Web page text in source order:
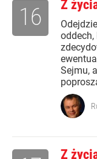
Z
oddech,
Sejmu,
16
Z